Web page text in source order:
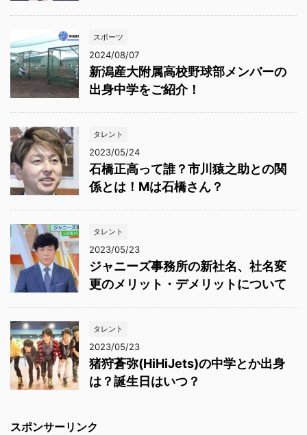
スポーツ
2024/08/07
新潟産大附属高校野球部メンバーの
出身中学をご紹介！
タレント
2023/05/24
石橋正高って誰？市川猿之助との関
係とは！Mは石橋さん？
タレント
2023/05/23
ジャニーズ事務所の新社名、社名変
更のメリット・デメリットについて
タレント
2023/05/23
猪狩蒼弥(HiHiJets)の中学とか出身
は？誕生日はいつ？
スポンサーリンク